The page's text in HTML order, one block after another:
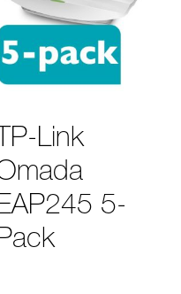
Link
5-